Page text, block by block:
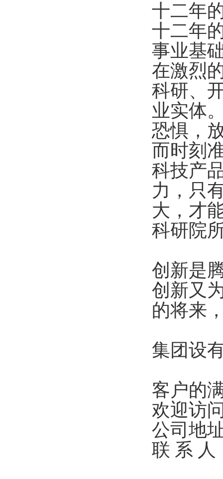
十二年
十二年
事业基
在激烈
科研、
业实体
恐惧，
而时刻
科技产
力，只
大，才
科研院
创新是
创新又
的将来
集团设
客户的
欢迎访
公司地
联 系 人